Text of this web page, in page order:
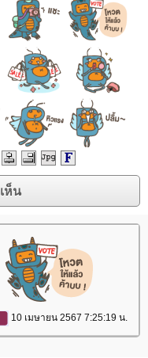
10 เมษายน 2567 7:25:19 น.